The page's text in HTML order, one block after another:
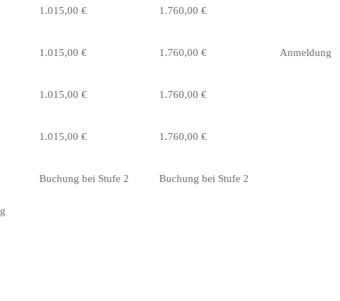
1.015,00 € 1.760,00 €
1.015,00 € 1.760,00 € Anmeldung
1.015,00 € 1.760,00 €
1.015,00 € 1.760,00 €
Buchung bei Stufe 2 Buchung bei Stufe 2